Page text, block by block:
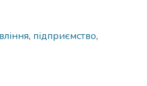
, підприємство,